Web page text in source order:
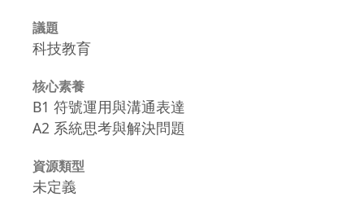
議題
科技教育
核心素養
B1 符號運用與溝通表達
A2 系統思考與解決問題
資源類型
未定義